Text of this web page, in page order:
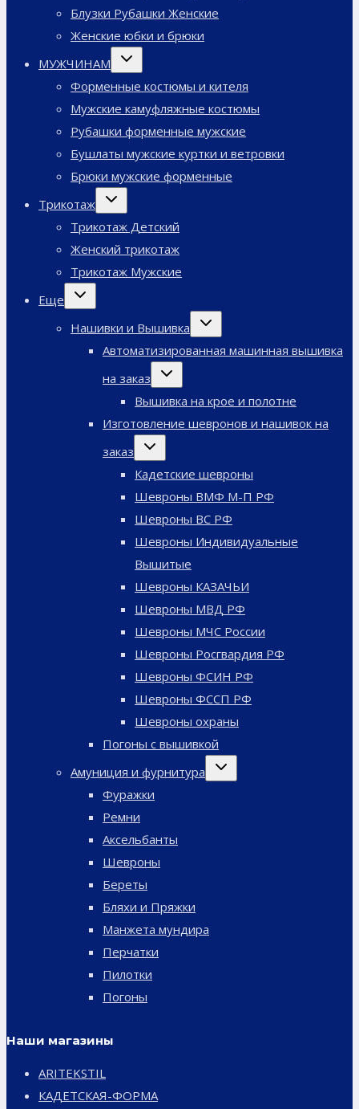
Блузки Рубашки Женские
Женские юбки и брюки
МУЖЧИНАМ
Переключить
Форменные костюмы и кителя
Мужские камуфляжные костюмы
Рубашки форменные мужские
Бушлаты мужские куртки и ветровки
Брюки мужские форменные
Трикотаж
Переключить
Трикотаж Детский
Женский трикотаж
Трикотаж Мужские
Еще
Переключить
Нашивки и Вышивка
Переключить
Автоматизированная машинная вышивка
на заказ
Переключить
Вышивка на крое и полотне
Изготовление шевронов и нашивок на
заказ
Переключить
Кадетские шевроны
Шевроны ВМФ М-П РФ
Шевроны ВС РФ
Шевроны Индивидуальные
Вышитые
Шевроны КАЗАЧЬИ
Шевроны МВД РФ
Шевроны МЧС России
Шевроны Росгвардия РФ
Шевроны ФСИН РФ
Шевроны ФССП РФ
Шевроны охраны
Погоны с вышивкой
Амуниция и фурнитура
Переключить
Фуражки
Ремни
Аксельбанты
Шевроны
Береты
Бляхи и Пряжки
Манжета мундира
Перчатки
Пилотки
Погоны
Наши магазины
ARITEKSTIL
КАДЕТСКАЯ-ФОРМА